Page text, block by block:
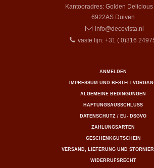
Kantooradres: Golden Delicious
6922AS Duiven
info@decovista.nl
vaste lijn: +31 ( 0)316
ANMELDEN
IMPRESSUM UND
ALGEMEINE BEDINGUNGEN
HAFTUNGSAUSSCHLUSS
DATENSCHUTZ / EU- DSGVO
ZAHLUNGSARTEN
GESCHENKGUTSCHEIN
VERSAND, LIEFERUNG UND
WIDERRUFSRECHT